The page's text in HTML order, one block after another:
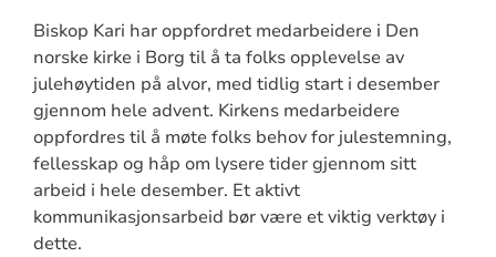
Biskop Kari har oppfordret medarbeidere i Den
norske kirke i Borg til å ta folks opplevelse av
julehøytiden på alvor, med tidlig start i desember
gjennom hele advent. Kirkens medarbeidere
oppfordres til å møte folks behov for julestemning,
fellesskap og håp om lysere tider gjennom sitt
arbeid i hele desember. Et aktivt
kommunikasjonsarbeid bør være et viktig verktøy i
dette.